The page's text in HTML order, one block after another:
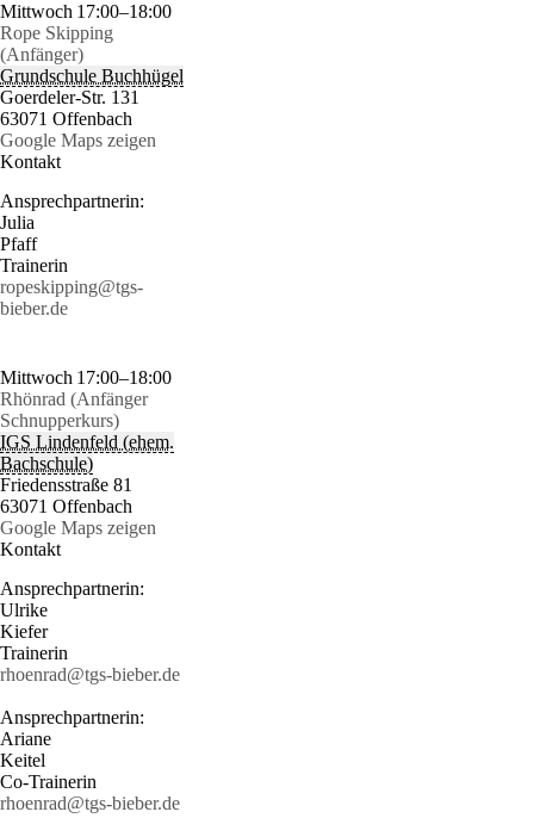
Mittwoch 17:00–18:00
Rope Skipping
(Anfänger)
Grundschule Buchhügel
Goerdeler-Str. 131
63071 Offenbach
Google Maps zeigen
Kontakt
Ansprechpartnerin:
Julia
Pfaff
Trainerin
ropeskipping@tgs-
bieber.de
Mittwoch 17:00–18:00
Rhönrad (Anfänger
Schnupperkurs)
IGS Lindenfeld (ehem.
Bachschule)
Friedensstraße 81
63071 Offenbach
Google Maps zeigen
Kontakt
Ansprechpartnerin:
Ulrike
Kiefer
Trainerin
rhoenrad@tgs-bieber.de
Ansprechpartnerin:
Ariane
Keitel
Co-Trainerin
rhoenrad@tgs-bieber.de